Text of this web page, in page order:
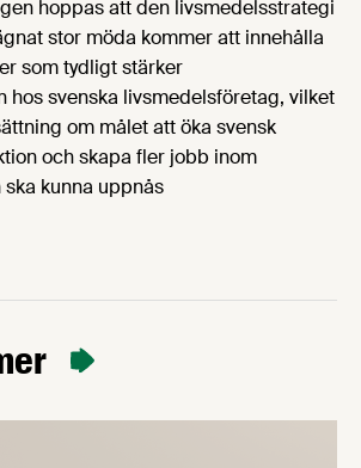
hoppas att den livsmedelsstrategi
stor möda kommer att innehålla
som tydligt stärker
hos svenska livsmedelsföretag, vilket
om målet att öka svensk
och skapa fler jobb inom
kunna uppnås